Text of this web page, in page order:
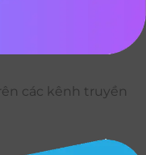
các kênh truyền